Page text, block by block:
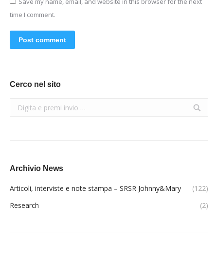
time I comment.
Post comment
Cerco nel sito
Search:
Archivio News
Articoli, interviste e note stampa – SRSR Johnny&Mary
(122)
Research
(2)